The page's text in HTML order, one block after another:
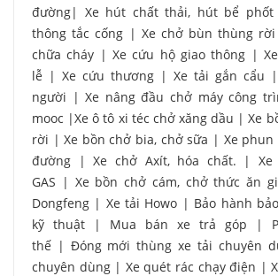
đường| Xe hút chất thải, hút bể phốt
thông tắc cống | Xe chở bùn thùng rời
chữa cháy |Xe cứu hộ giao thông |
lễ | Xe cứu thương | Xe tải gắn cẩu |
người |Xe nâng đầu chở máy công
mooc |Xe ô tô xi téc chở xăng dầu |Xe
rời |Xe bồn chở bia, chở sữa | Xe
đường |Xe chở Axít, hóa chất. |
GAS | Xe bồn chở cám, chở thức ăn
Dongfeng | Xe tải Howo | Bảo hành
kỹ thuật | Mua bán xe trả góp |
thế | Đóng mới thùng xe tải chuyên
chuyên dùng| Xe quét rác chạy điện |